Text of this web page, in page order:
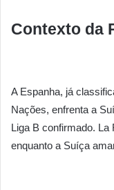
Contexto da
A Espanha, já
Nações, enfrenta a
Liga B confirmado. La
enquanto a Suíça